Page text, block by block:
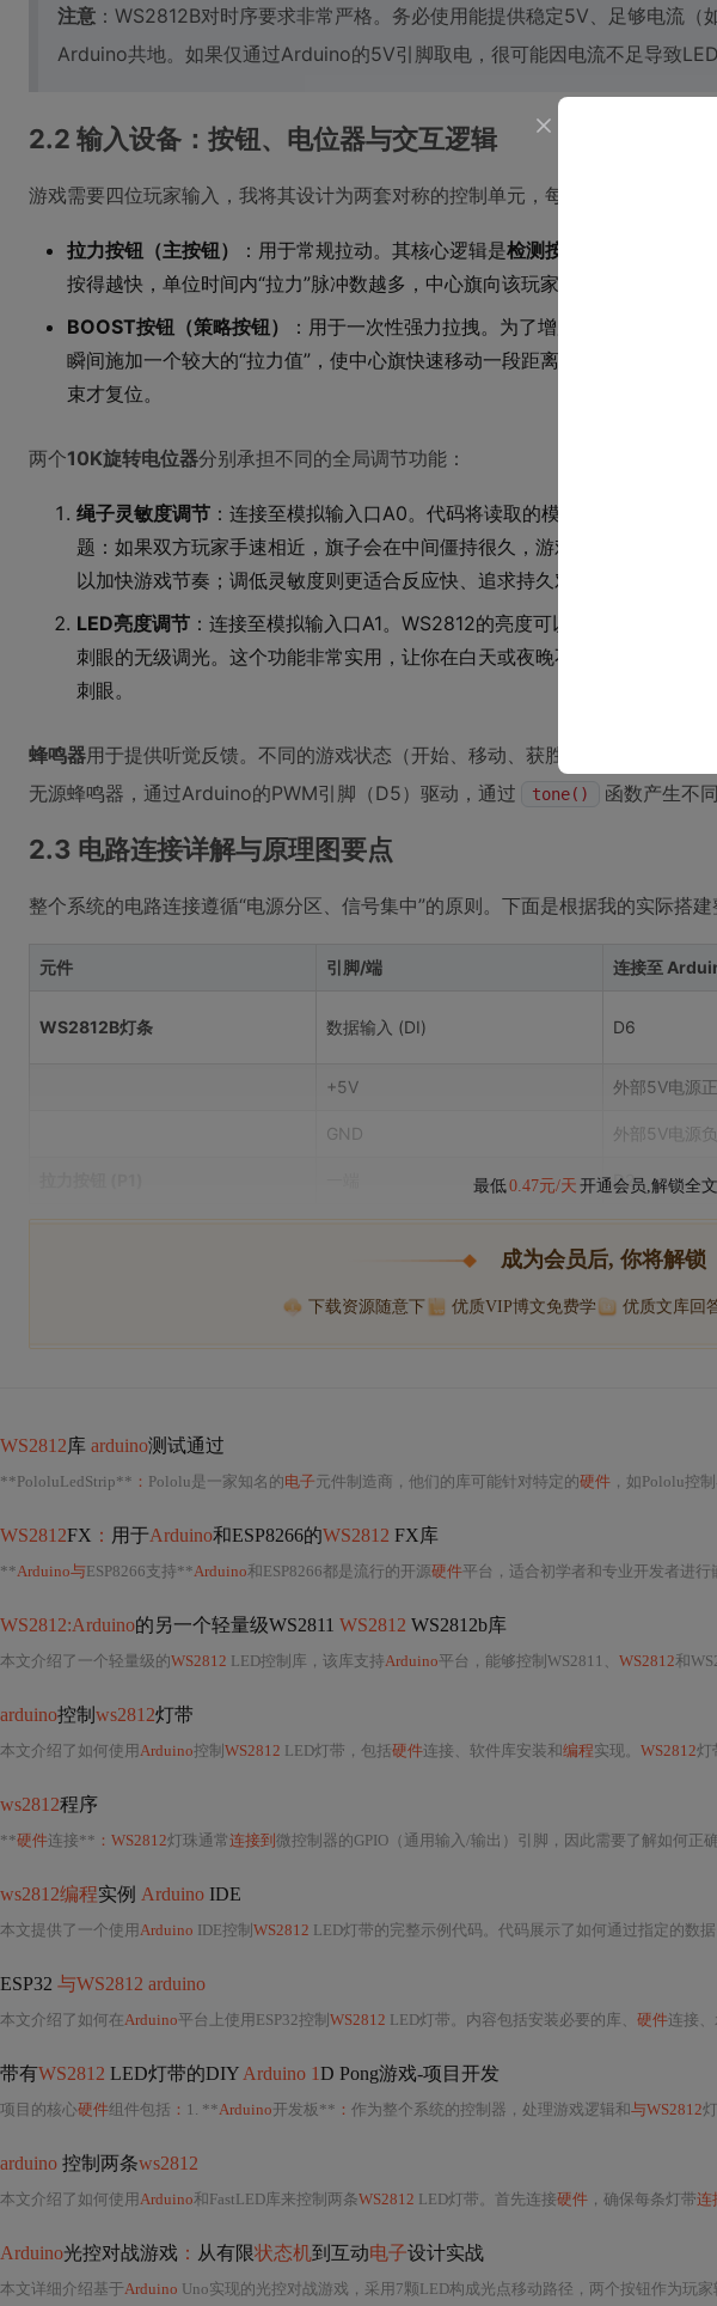
注意 ：WS2812B对时序要求非常严格。务必使用能提供稳定5V、足够电流
Arduino共地。如果仅通过Arduino的5V引脚取电，很可能因电流不足导致LED
2.2 输入设备：按钮、电位器与交互逻辑
游戏需要四位玩家输入，我将其设计为两套对称的控制单元，每套包含一个“拉力按
拉力按钮（主按钮） ：用于常规拉动。其核心逻辑是检测按压频率
。代码中
按得越快，单位时间内“拉力”脉冲数越多，中心旗向该玩家移动的速度就越
BOOST按钮（策略按钮）
：用于一次性强力拉拽。为了增加游戏策略深度
瞬间施加一个较大的“拉力值”，使中心旗快速移动一段距离。这个功能通过
束才复位。
两个10K旋转电位器分别承担不同的全局调节功能：
绳子灵敏度调节 ：连接至模拟输入口A0。代码将读取的模拟值（0-1023
题：如果双方玩家手速相近，旗子会在中间僵持很久，游戏变得冗长乏味
以加快游戏节奏；调低灵敏度则更适合反应快、追求持久对抗的玩家。
LED亮度调节 ：连接至模拟输入口A1。WS2812的亮度可以在0-255之间
刺眼的无级调光。这个功能非常实用，让你在白天或夜晚不同的环境光下
刺眼。
蜂鸣器用于提供听觉反馈。不同的游戏状态（开始、移动、获胜）对应不同频率
无源蜂鸣器，通过Arduino的PWM引脚（D5）驱动，通过
tone() 函数产生不
2.3 电路连接详解与原理图要点
整个系统的电路连接遵循“电源分区、信号集中”的原则。下面是根据我的实际搭建
元件 引脚/端 连接至
WS2812B灯条 数据输入 (DI) D6
+5V 外部5V电源
GND 外部5V电源
D2
最低0.47元/天 开通会员,解锁全文
成为会员后, 你将解锁
下载资源随意下 优质VIP博文免费学 优质文库回
WS2812库 arduino测试通过
**PololuLedStrip** ： Pololu是一家知名的电子元件制造商，他们的库可能针对特定的硬件 ，如Pololu控
WS2812FX ： 用于Arduino和ESP8266的WS2812 FX库
**Arduino与ESP8266支持**Arduino和ESP8266都是流行的开源硬件平台，适合初学者和专业开发者进行
WS2812:Arduino的另一个轻量级WS2811 WS2812 WS2812b库
本文介绍了一个轻量级的WS2812 LED控制库，该库支持Arduino平台，能够控制WS2811、 WS2812和
arduino控制 ws2812灯带
本文介绍了如何使用Arduino控制 WS2812 LED灯带，包括硬件连接、软件库安装和编程实现。 WS2812灯
ws2812程序
**硬件连接** ：WS2812灯珠通常连接到 微控制器的GPIO（通用输入/输出）引脚，因此需要了解如何正
ws2812编程实例 Arduino IDE
本文提供了一个使用Arduino IDE控制 WS2812 LED灯带的完整示例代码。代码展示了如何通过指定的数
ESP32 与WS2812 arduino
本文介绍了如何在Arduino平台上使用ESP32控制 WS2812 LED灯带。内容包括安装必要的库、 硬件连接、示例
带有WS2812 LED灯带的DIY Arduino 1D Pong游戏-项目开发
项目的核心硬件组件包括 ： 1. **Arduino开发板** ： 作为整个系统的控制器，处理游戏逻辑和与WS2812
arduino 控制两条ws2812
本文介绍了如何使用Arduino和FastLED库来控制两条WS2812 LED灯带。首先连接硬件 ，确保每条灯带连
Arduino光控对战游戏 ： 从有限状态机到互动电子设计实战
本文详细介绍基于Arduino Uno实现的光控对战游戏，采用7颗LED构成光点移动路径，两个按钮作为玩家